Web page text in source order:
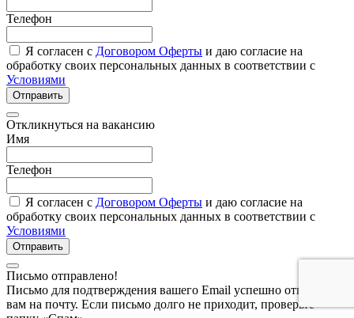
Телефон
Я согласен с Договором Оферты и даю согласие на
обработку своих персональных данных в соответствии с
Условиями
Отправить
Откликнуться на вакансию
Имя
Телефон
Я согласен с Договором Оферты и даю согласие на
обработку своих персональных данных в соответствии с
Условиями
Отправить
Письмо отправлено!
Письмо для подтверждения вашего Email успешно отправлено
вам на почту. Если письмо долго не приходит, проверьте